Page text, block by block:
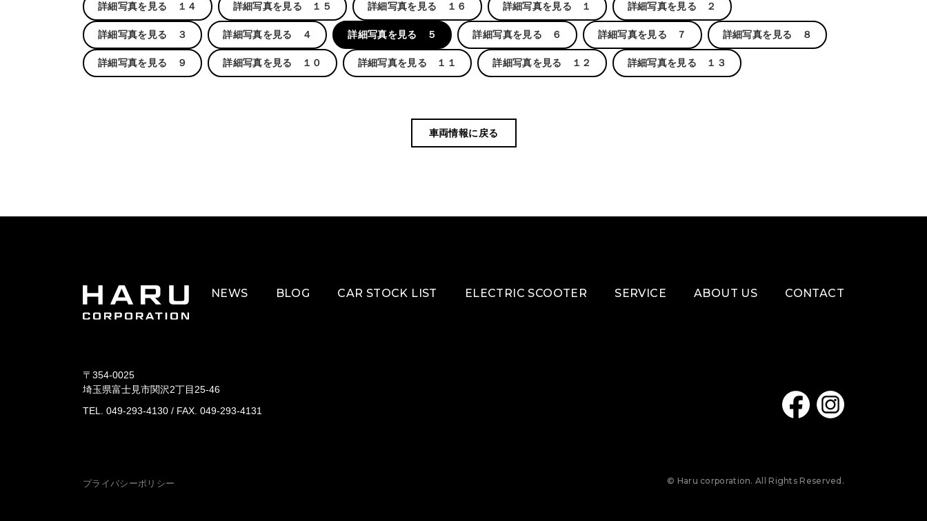
詳細写真を見る １４ 詳細写真を見る １５ 詳細写真を見る １６ 詳細写真を見る １ 詳細写真を見る ２
詳細写真を見る ３ 詳細写真を見る ４ 詳細写真を見る ５ 詳細写真を見る ６ 詳細写真を見る ７ 詳細写真を見る ８
詳細写真を見る ９ 詳細写真を見る １０ 詳細写真を見る １１ 詳細写真を見る １２ 詳細写真を見る １３
車両情報に戻る
NEWS BLOG CAR STOCK LIST ELECTRIC SCOOTER SERVICE ABOUT US CONTACT
〒354-0025
埼玉県富士見市関沢2丁目25-46
TEL. 049-293-4130 / FAX. 049-293-4131
プライバシーポリシー © Haru corporation. All Rights Reserved.